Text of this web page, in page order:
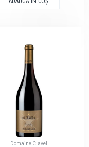
Domaine Clavel